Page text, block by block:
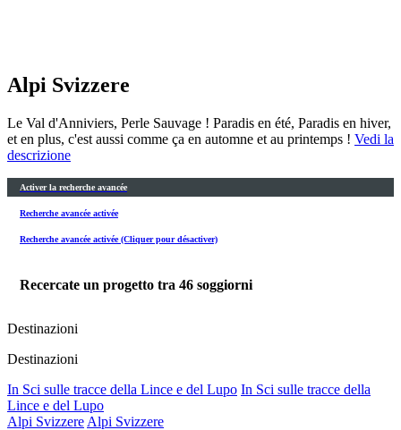
Alpi Svizzere
Le Val d'Anniviers, Perle Sauvage ! Paradis en été, Paradis en hiver,
et en plus, c'est aussi comme ça en automne et au printemps ! Vedi la
descrizione
Activer la recherche avancée
Recherche avancée activée
Recherche avancée activée (Cliquer pour désactiver)
Recercate un progetto tra 46 soggiorni
Destinazioni
Destinazioni
In Sci sulle tracce della Lince e del Lupo In Sci sulle tracce della
Lince e del Lupo
Alpi Svizzere Alpi Svizzere